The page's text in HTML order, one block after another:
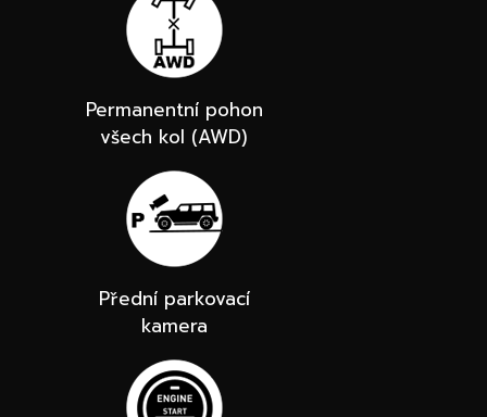
Permanentní pohon
všech kol (AWD)
Přední parkovací
kamera